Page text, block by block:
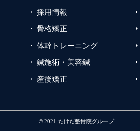
採用情報
骨格矯正
体幹トレーニング
鍼施術・美容鍼
産後矯正
© 2021 たけだ整骨院グループ.